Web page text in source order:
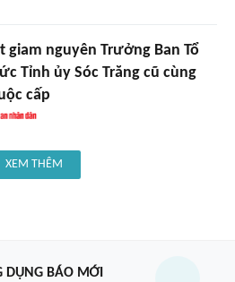
giam nguyên Trưởng Ban Tổ
Tỉnh ủy Sóc Trăng cũ cùng
cấp
XEM THÊM
DỤNG BÁO MỚI